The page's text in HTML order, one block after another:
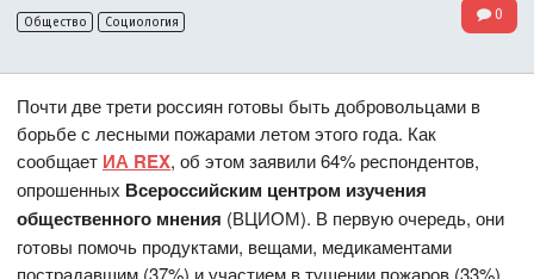
Общество Социология 0
Почти две трети россиян готовы быть добровольцами в
борьбе с лесными пожарами летом этого года. Как
сообщает ИА REX, об этом заявили 64% респондентов,
опрошенных Всероссийским центром изучения
общественного мнения (ВЦИОМ). В первую очередь, они
готовы помочь продуктами, вещами, медикаментами
пострадавшим (37%) и участием в тушении пожаров (33%).